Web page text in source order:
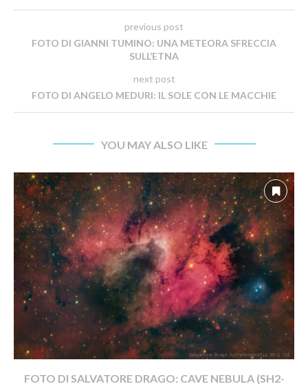
previous post
FOTO DI GIANNI TUMINO: UNA METEORA SFRECCIA
SULL’ETNA
next post
FOTO DI ANGELO MEDURI: IL SOLE CON LE MACCHIE
YOU MAY ALSO LIKE
FOTO DI SALVATORE DRAGO: CAVE NEBULA (SH2-